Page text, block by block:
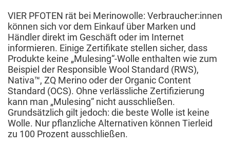
VIER PFOTEN rät bei Merinowolle: Verbraucher:innen
können sich vor dem Einkauf über Marken und
Händler direkt im Geschäft oder im Internet
informieren. Einige Zertifikate stellen sicher, dass
Produkte keine „Mulesing“-Wolle enthalten wie zum
Beispiel der Responsible Wool Standard (RWS),
Nativa™, ZQ Merino oder der Organic Content
Standard (OCS). Ohne verlässliche Zertifizierung
kann man „Mulesing“ nicht ausschließen.
Grundsätzlich gilt jedoch: die beste Wolle ist keine
Wolle. Nur pflanzliche Alternativen können Tierleid
zu 100 Prozent ausschließen.